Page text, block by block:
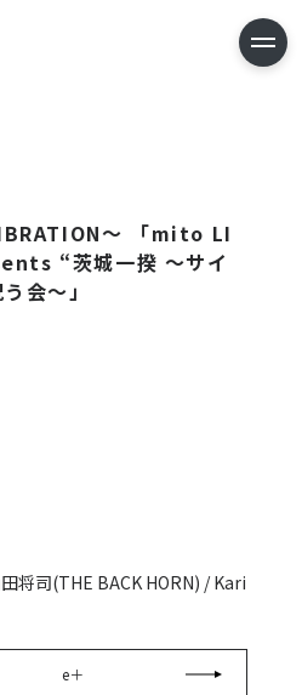
〜 「mito LI
“茨城一揆 〜サイ
会〜」
将司(THE BACK HORN) / Kari
e＋